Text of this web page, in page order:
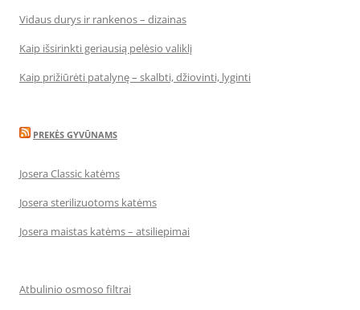
Vidaus durys ir rankenos – dizainas
Kaip išsirinkti geriausią pelėsio valiklį
Kaip prižiūrėti patalynę – skalbti, džiovinti, lyginti
PREKĖS GYVŪNAMS
Josera Classic katėms
Josera sterilizuotoms katėms
Josera maistas katėms – atsiliepimai
Atbulinio osmoso filtrai